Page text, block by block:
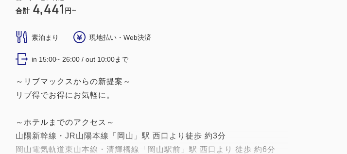
合計 4,441 円~
素泊まり 現地払い・Web決済
in 15:00~ 26:00 / out 10:00まで
～リブマックスからの新提案～
リブ得でお得にお気軽に。
～ホテルまでのアクセス～
山陽新幹線・JR山陽本線「岡山」駅 西口より徒歩 約3分
岡山電気軌道東山本線・清輝橋線「岡山駅前」駅 西口より 徒歩 約6分